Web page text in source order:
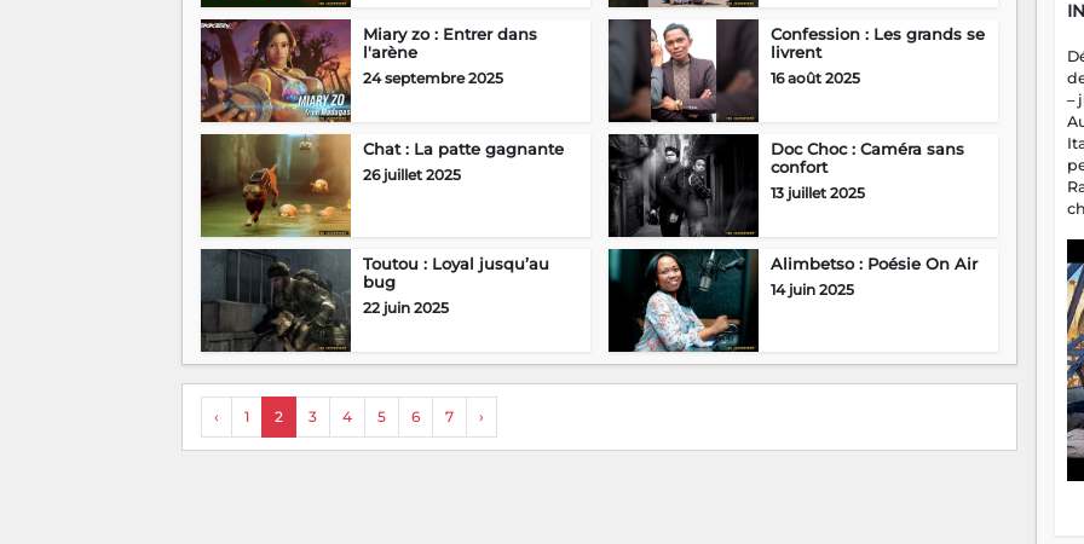
Miary zo : Entrer dans
l'arène
24 septembre 2025
Confession : Les grands se
livrent
16 août 2025
Chat : La patte gagnante
26 juillet 2025
Doc Choc : Caméra sans
confort
13 juillet 2025
Toutou : Loyal jusqu’au
bug
22 juin 2025
Alimbetso : Poésie On Air
14 juin 2025
‹ 1 2 3 4 5 6 7 ›
–